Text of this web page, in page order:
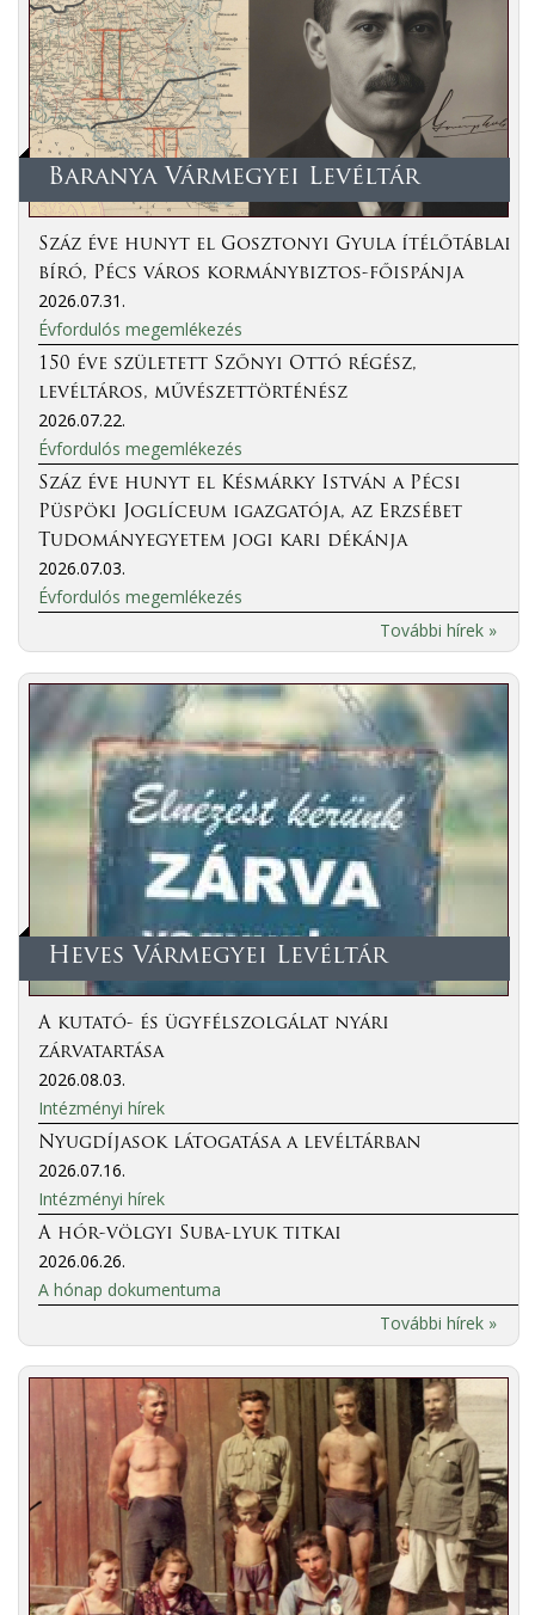
Baranya Vármegyei Levéltár
Száz éve hunyt el Gosztonyi Gyula ítélőtáblai
bíró, Pécs város kormánybiztos-főispánja
2026.07.31.
Évfordulós megemlékezés
150 éve született Szőnyi Ottó régész,
levéltáros, művészettörténész
2026.07.22.
Évfordulós megemlékezés
Száz éve hunyt el Késmárky István a Pécsi
Püspöki Joglíceum igazgatója, az Erzsébet
Tudományegyetem jogi kari dékánja
2026.07.03.
Évfordulós megemlékezés
További hírek »
Heves Vármegyei Levéltár
A kutató- és ügyfélszolgálat nyári
zárvatartása
2026.08.03.
Intézményi hírek
Nyugdíjasok látogatása a levéltárban
2026.07.16.
Intézményi hírek
A hór-völgyi Suba-lyuk titkai
2026.06.26.
A hónap dokumentuma
További hírek »